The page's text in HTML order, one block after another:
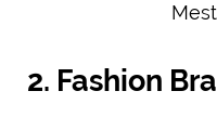
2. Fashion